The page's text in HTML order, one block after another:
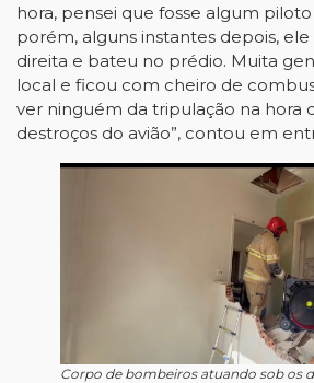
hora, pensei que fosse algum
porém, alguns instantes depois, ele
direita e bateu no prédio. Muita
local e ficou com cheiro de
ver ninguém da tripulação na hora
destroços do avião”, contou em
Corpo de bombeiros atuando sob os